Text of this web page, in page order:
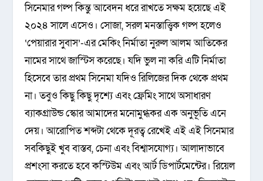
সিনেমার গল্প কিন্তু আবেদন ধরে রাখতে সক্ষম হয়েছে এই
২০২৪ সালে এসেও। সোজা, সরল মনস্তাত্ত্বিক গল্প হলেও
‘পেয়ারার সুবাস’-এর মেকিং নির্মাতা নুরুল আলম আতিকের
নামের সাথে জাস্টিস করেছে। যদি ভুল না করি এটি নির্মাতা
হিসেবে তার প্রথম সিনেমা যদিও রিলিজের দিক থেকে প্রথম
না। তবুও কিছু কিছু দৃশ্যে এবং ফ্রেমিং সাথে অসাধারণ
ব্যাকগ্রাউন্ড স্কোর আমাদের মনোমুগ্ধকর এক অনুভূতি এনে
দেয়। আরোপিত শব্দটা থেকে দূরত্ব রেখেই এই এই সিনেমার
সবকিছুই খুব বাস্তব, চেনা এবং বিশ্বাসযোগ্য। আলাদাভাবে
প্রশংসা করতে হবে কস্টিউম এবং আর্ট ডিপার্টমেন্টের। রিয়েল